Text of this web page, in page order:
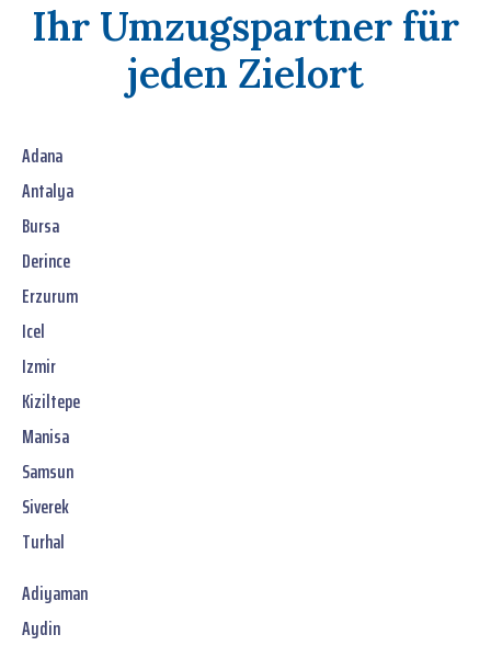
Ihr Umzugspartner für
jeden Zielort
Adana
Antalya
Bursa
Derince
Erzurum
Icel
Izmir
Kiziltepe
Manisa
Samsun
Siverek
Turhal
Adiyaman
Aydin